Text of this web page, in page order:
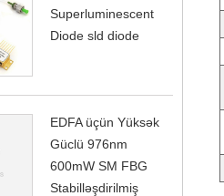
Superluminescent
Diode sld diode
EDFA üçün Yüksək
Güclü 976nm
600mW SM FBG
Stabilləşdirilmiş